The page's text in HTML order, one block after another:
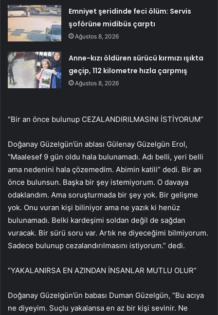
Emniyet şeridinde feci ölüm: Servis
şoförüne midibüs çarptı
Ağustos 8, 2026
Anne-kızı öldüren sürücü kırmızı ışıkta
geçip, 112 kilometre hızla çarpmış
Ağustos 8, 2026
“Bir an önce bulunup CEZALANDIRILMASINI İSTİYORUM”
Doğanay Güzelgün’ün ablası Gülenay Güzelgün Erol,
“Maalesef 9 gün oldu hala bulunamadı. Adı belli, yeri belli
ama nedenini hala çözemedim. Abimin katili” dedi. Bir an
önce bulunsun. Başka bir şey istemiyorum. O davaya
odaklandım. Ama soruşturmada bir şey yok. Bir gelişme
yok. Onu vuran kişi biliniyor ama ne yazık ki henüz
bulunamadı. Belki kardeşimi soldan değil de sağdan
vuracak. Bir sürü soru var. Artık ne diyeceğimi bilmiyorum.
Sadece bulunup cezalandırılmasını istiyorum.” dedi.
“YAKALANIRSA EN AZINDAN İNSANLAR MUTLU OLUR”
Doğanay Güzelgün’ün babası Duman Güzelgün, “Bu acıya
ne diyeyim. Suçlu yakalansa en az bir kişi sevinir. Ne